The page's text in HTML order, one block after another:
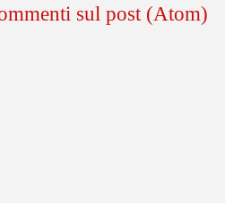
sul post (Atom)